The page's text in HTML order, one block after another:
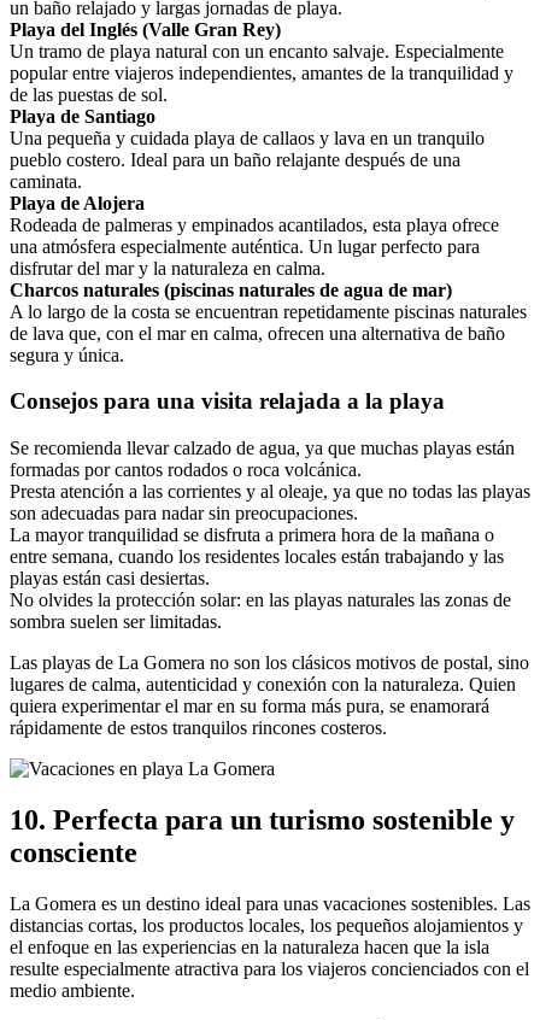
un baño relajado y largas jornadas de playa.
Playa del Inglés (Valle Gran Rey)
Un tramo de playa natural con un encanto salvaje. Especialmente
popular entre viajeros independientes, amantes de la tranquilidad y
de las puestas de sol.
Playa de Santiago
Una pequeña y cuidada playa de callaos y lava en un tranquilo
pueblo costero. Ideal para un baño relajante después de una
caminata.
Playa de Alojera
Rodeada de palmeras y empinados acantilados, esta playa ofrece
una atmósfera especialmente auténtica. Un lugar perfecto para
disfrutar del mar y la naturaleza en calma.
Charcos naturales (piscinas naturales de agua de mar)
A lo largo de la costa se encuentran repetidamente piscinas naturales
de lava que, con el mar en calma, ofrecen una alternativa de baño
segura y única.
Consejos para una visita relajada a la playa
Se recomienda llevar calzado de agua, ya que muchas playas están
formadas por cantos rodados o roca volcánica.
Presta atención a las corrientes y al oleaje, ya que no todas las playas
son adecuadas para nadar sin preocupaciones.
La mayor tranquilidad se disfruta a primera hora de la mañana o
entre semana, cuando los residentes locales están trabajando y las
playas están casi desiertas.
No olvides la protección solar: en las playas naturales las zonas de
sombra suelen ser limitadas.
Las playas de La Gomera no son los clásicos motivos de postal, sino
lugares de calma, autenticidad y conexión con la naturaleza. Quien
quiera experimentar el mar en su forma más pura, se enamorará
rápidamente de estos tranquilos rincones costeros.
10. Perfecta para un turismo sostenible y
consciente
La Gomera es un destino ideal para unas vacaciones sostenibles. Las
distancias cortas, los productos locales, los pequeños alojamientos y
el enfoque en las experiencias en la naturaleza hacen que la isla
resulte especialmente atractiva para los viajeros concienciados con el
medio ambiente.